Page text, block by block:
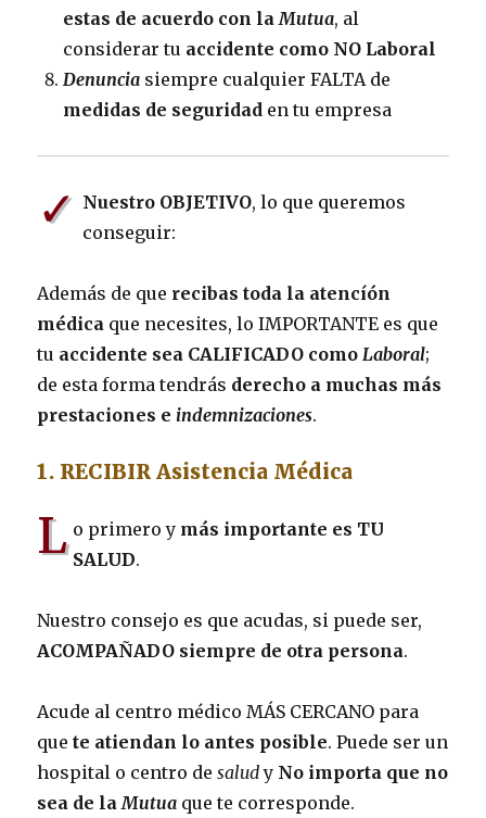
estas de acuerdo con laMutua, al
considerar tu accidente como NO Laboral
Denuncia siempre cualquier FALTA de
medidas de seguridad en tu empresa
✓ Nuestro OBJETIVO, lo que queremos
conseguir:
Además de que recibas toda la atencíón
médica que necesites, lo IMPORTANTE es que
tu accidente sea CALIFICADO como Laboral;
de esta forma tendrás derecho a muchas más
prestaciones e indemnizaciones.
1. RECIBIR Asistencia Médica
L o primero y más importante es TU
SALUD.
Nuestro consejo es que acudas, si puede ser,
ACOMPAÑADO siempre de otra persona.
Acude al centro médico MÁS CERCANO para
quete atiendan lo antes posible. Puede ser un
hospital o centro desaludy No importa que no
sea de laMutua que te corresponde.